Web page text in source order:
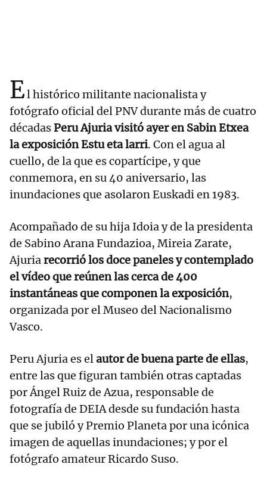
El histórico militante nacionalista y
fotógrafo oficial del PNV durante más de cuatro
décadasPeru Ajuria visitó ayer en Sabin Etxea
la exposición Estu eta larri. Con el agua al
cuello, de la que es copartícipe, y que
conmemora, en su 40 aniversario, las
inundaciones que asolaron Euskadi en 1983.
Acompañado de su hija Idoia y de la presidenta
de Sabino Arana Fundazioa, Mireia Zarate,
Ajuriarecorrió los doce paneles y contemplado
el vídeo que reúnen las cerca de 400
instantáneas que componen la exposición,
organizada por el Museo del Nacionalismo
Vasco.
Peru Ajuria es elautor de buena parte de ellas,
entre las que figuran también otras captadas
por Ángel Ruiz de Azua, responsable de
fotografía de DEIA desde su fundación hasta
que se jubiló y Premio Planeta por una icónica
imagen de aquellas inundaciones; y por el
fotógrafo amateur Ricardo Suso.